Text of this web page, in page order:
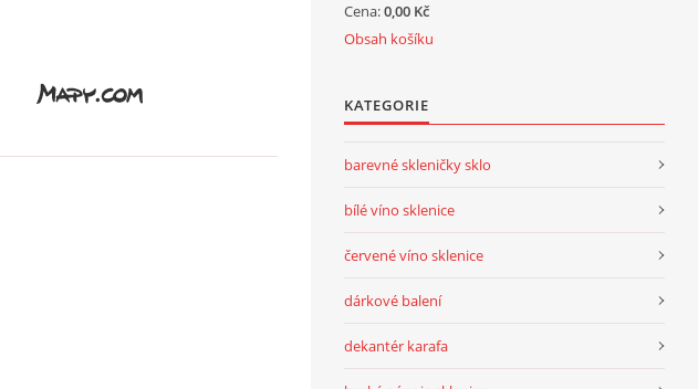
Cena:0,00 Kč
Obsah košíku
KATEGORIE
barevné skleničky sklo
bílé víno sklenice
červené víno sklenice
dárkové balení
dekantér karafa